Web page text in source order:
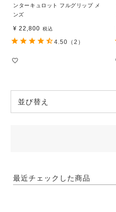
ンターキュロット フルグリップ メ
ンズ
¥ 22,800 税込
4.50 （2）
並び替え
最近チェックした商品